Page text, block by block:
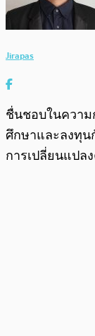
Jirapas
ชื่นชอบในความ
ศึกษาและลงทุน
การเปลี่ยนแปล